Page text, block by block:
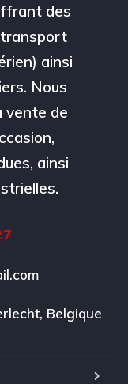
des
ainsi
Nous
vente de
ainsi
Belgique